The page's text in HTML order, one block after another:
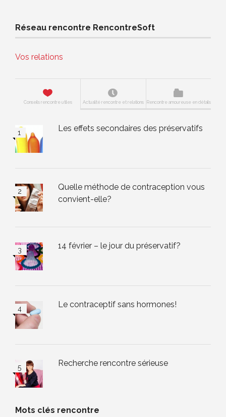
Réseau rencontre RencontreSoft
Vos relations
Conseils rencontre utiles Actualité rencontre et relations Rencontre amoureuse en détails
Les effets secondaires des préservatifs
Quelle méthode de contraception vous
convient-elle?
14 février – le jour du préservatif?
Le contraceptif sans hormones!
Recherche rencontre sérieuse
Mots clés rencontre